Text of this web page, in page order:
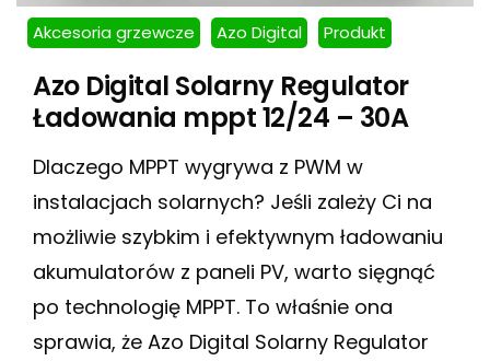
Akcesoria grzewcze Azo Digital Produkt
Azo Digital Solarny Regulator
Ładowania mppt 12/24 – 30A
Dlaczego MPPT wygrywa z PWM w
instalacjach solarnych? Jeśli zależy Ci na
możliwie szybkim i efektywnym ładowaniu
akumulatorów z paneli PV, warto sięgnąć
po technologię MPPT. To właśnie ona
sprawia, że Azo Digital Solarny Regulator